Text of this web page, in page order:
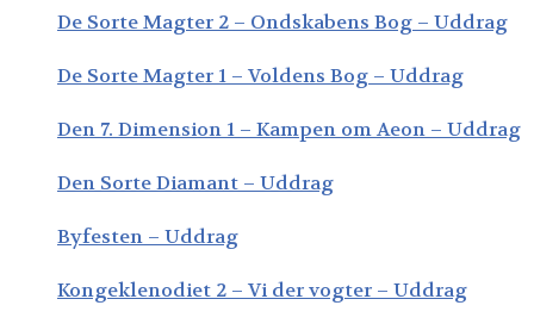
De Sorte Magter 2 – Ondskabens Bog – Uddrag
De Sorte Magter 1 – Voldens Bog – Uddrag
Den 7. Dimension 1 – Kampen om Aeon – Uddrag
Den Sorte Diamant – Uddrag
Byfesten – Uddrag
Kongeklenodiet 2 – Vi der vogter – Uddrag